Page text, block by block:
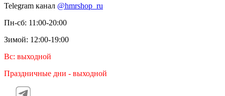
Telegram канал @hmrshop_ru
Пн-сб: 11:00-20:00
Зимой: 12:00-19:00
Вс: выходной
Праздничные дни - выходной